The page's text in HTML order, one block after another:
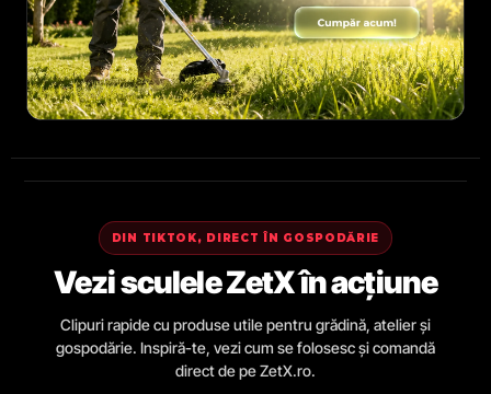
DIN TIKTOK, DIRECT ÎN GOSPODĂRIE
Vezi sculele ZetX în acțiune
Clipuri rapide cu produse utile pentru grădină, atelier și
gospodărie. Inspiră-te, vezi cum se folosesc și comandă
direct de pe ZetX.ro.